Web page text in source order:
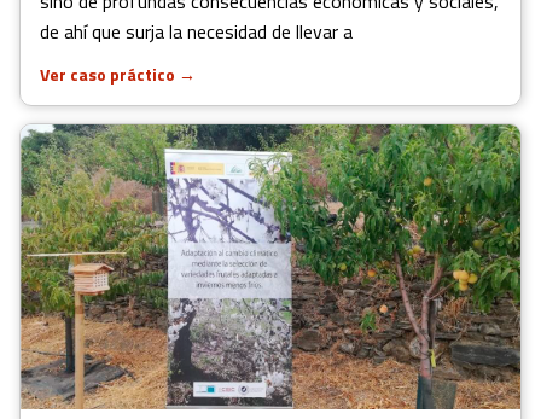
de ahí que surja la necesidad de llevar a
Ver caso práctico →